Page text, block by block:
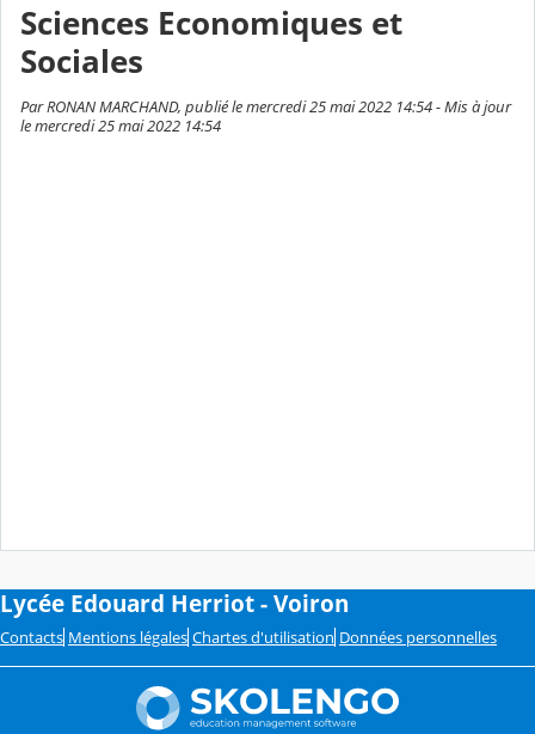
Sciences Economiques et
Sociales
Par RONAN MARCHAND, publié le mercredi 25 mai 2022 14:54 - Mis à jour
le mercredi 25 mai 2022 14:54
Lycée Edouard Herriot - Voiron
Contacts Mentions légales Chartes d'utilisation Données personnelles